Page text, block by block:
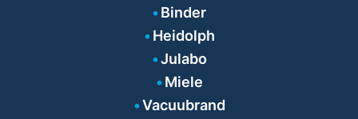
Binder
Heidolph
Julabo
Miele
Vacuubrand